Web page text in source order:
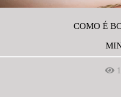
COMO É